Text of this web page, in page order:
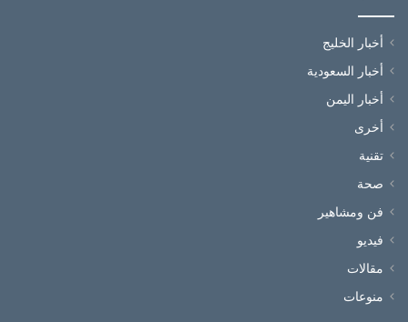
أخبار الخليج
أخبار السعودية
أخبار اليمن
أخرى
تقنية
صحة
فن ومشاهير
فيديو
مقالات
منوعات